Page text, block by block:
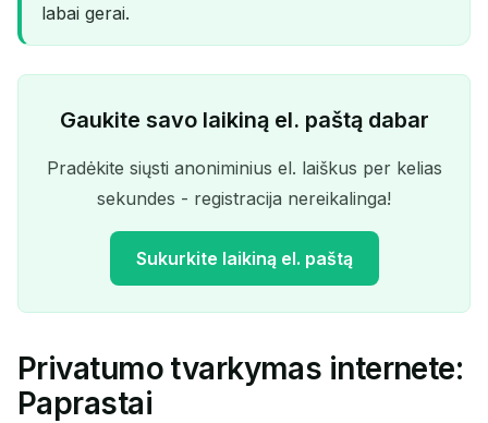
labai gerai.
Gaukite savo laikiną el. paštą dabar
Pradėkite siųsti anoniminius el. laiškus per kelias
sekundes - registracija nereikalinga!
Sukurkite laikiną el. paštą
Jūsų laikinas el. pašto
Privatumo tvarkymas internete:
Paprastai